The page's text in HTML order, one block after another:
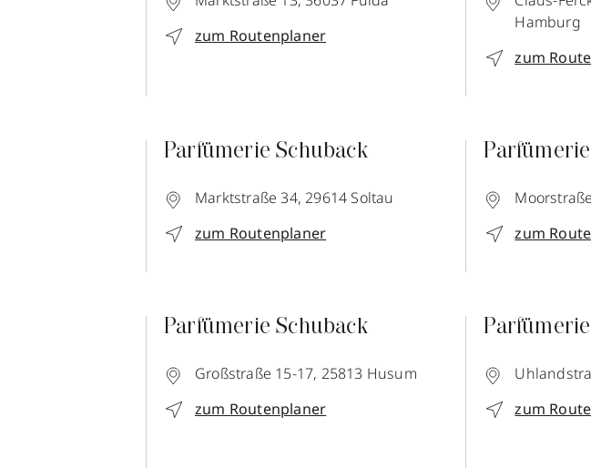
zum Routenplaner
Hamburg
zum
Parfümerie Schuback
Marktstraße 34, 29614 Soltau
zum Routenplaner
zum
Parfümerie Schuback
Großstraße 15-17, 25813 Husum
zum Routenplaner
zum